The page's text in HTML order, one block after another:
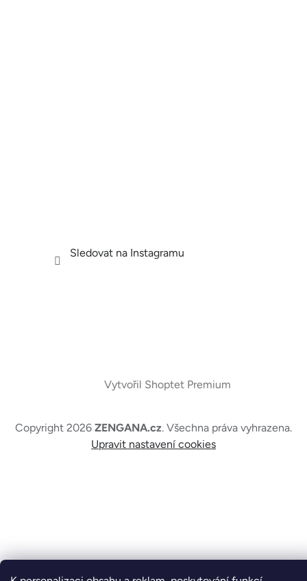
Sledovat na Instagramu
Vytvořil Shoptet Premium
Copyright 2026 ZENGANA.cz. Všechna práva vyhrazena.
Upravit nastavení cookies